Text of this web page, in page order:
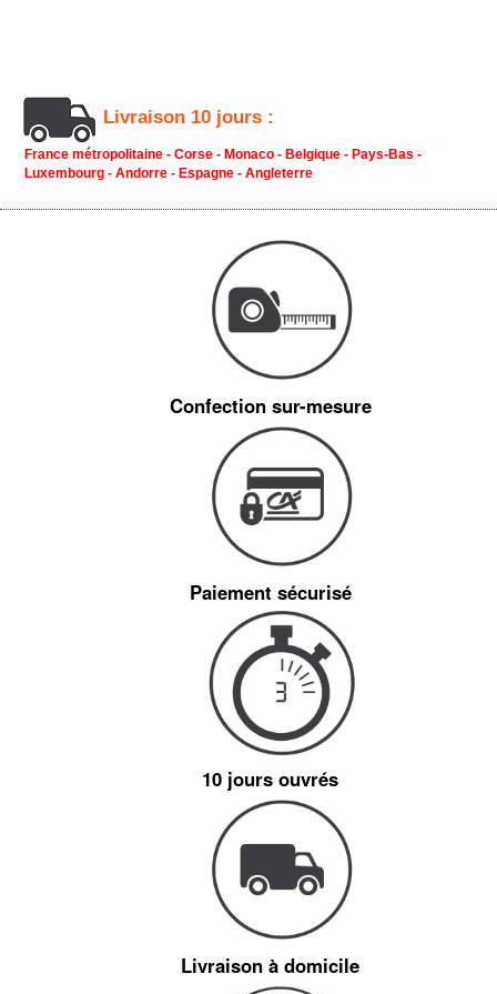
Livraison 10 jours :
France métropolitaine - Corse - Monaco - Belgique - Pays-Bas -
Luxembourg - Andorre - Espagne - Angleterre
Confection sur-mesure
Paiement sécurisé
10 jours ouvrés
Livraison à domicile